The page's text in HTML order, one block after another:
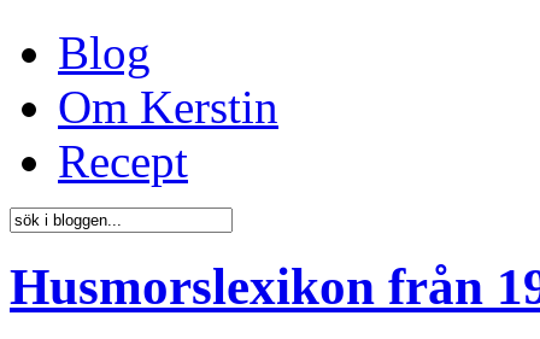
Blog
Om Kerstin
Recept
Husmorslexikon från